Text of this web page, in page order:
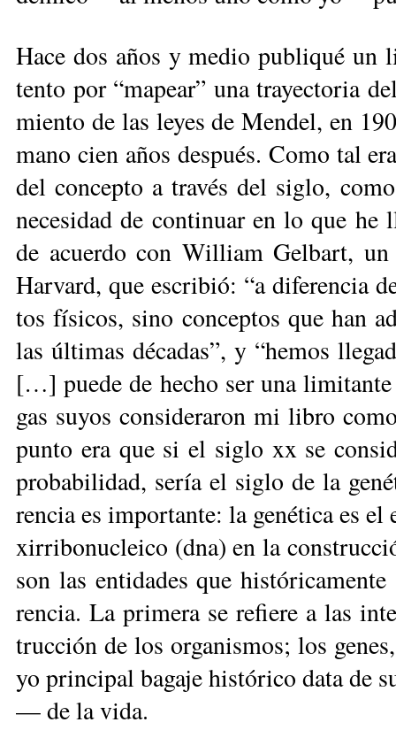
Ha­ce dos años y me­dio pu­bli­qué
ten­to por “ma­pear” una tra­yec­to­ria
mien­to de las le­yes de Men­del, en
ma­no cien años des­pués. Co­mo tal
del con­cep­to a tra­vés del si­glo,
ne­cesi­dad de con­ti­nuar en lo que
de acuer­do con Wi­lliam Gel­bart,
Har­vard, que es­cri­bió: “a di­fe­ren­cia
tos fí­si­cos, si­no con­cep­tos que han
las úl­ti­mas dé­ca­das”, y “he­mos
[…] pue­de de he­cho ser una
gas su­yos con­si­de­ra­ron mi li­bro
pun­to era que si el si­glo xx se
pro­ba­bi­li­dad, se­ría el si­glo de la
ren­cia es im­por­tan­te: la ge­né­ti­ca es
xi­rri­bo­nu­clei­co (dna) en la
son las en­ti­da­des que
ren­cia. La pri­me­ra se re­fie­re a las
truc­ción de los or­ga­nis­mos; los
yo prin­ci­pal ba­ga­je his­tó­ri­co da­ta de
— de la vi­da.